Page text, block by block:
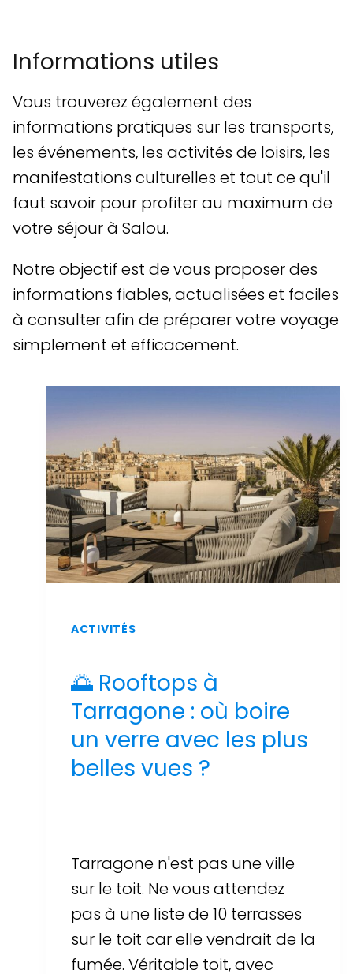
Informations utiles
Vous trouverez également des
informations pratiques sur les transports,
les événements, les activités de loisirs, les
manifestations culturelles et tout ce qu'il
faut savoir pour profiter au maximum de
votre séjour à Salou.
Notre objectif est de vous proposer des
informations fiables, actualisées et faciles
à consulter afin de préparer votre voyage
simplement et efficacement.
ACTIVITÉS
🌅 Rooftops à
Tarragone : où boire
un verre avec les plus
belles vues ?
Tarragone n'est pas une ville
sur le toit. Ne vous attendez
pas à une liste de 10 terrasses
sur le toit car elle vendrait de la
fumée. Véritable toit, avec